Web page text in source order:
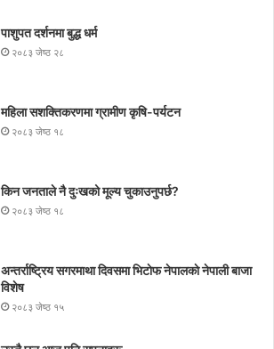
पाशुपत दर्शनमा बुद्ध धर्म​
२०८३ जेष्ठ २८
महिला सशक्तिकरणमा ग्रामीण कृषि-पर्यटन
२०८३ जेष्ठ १८
किन जनताले नै दुःखको मूल्य चुकाउनुपर्छ?
२०८३ जेष्ठ १८
अन्तर्राष्ट्रिय सगरमाथा दिवसमा भिटाेफ नेपालकाे नेपाली बाजा
विशेष
२०८३ जेष्ठ १५